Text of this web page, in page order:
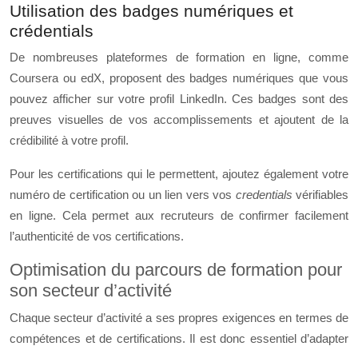
Utilisation des badges numériques et
crédentials
De nombreuses plateformes de formation en ligne, comme
Coursera ou edX, proposent des badges numériques que vous
pouvez afficher sur votre profil LinkedIn. Ces badges sont des
preuves visuelles de vos accomplissements et ajoutent de la
crédibilité à votre profil.
Pour les certifications qui le permettent, ajoutez également votre
numéro de certification ou un lien vers vos credentialsvérifiables
en ligne. Cela permet aux recruteurs de confirmer facilement
l’authenticité de vos certifications.
Optimisation du parcours de formation pour
son secteur d’activité
Chaque secteur d’activité a ses propres exigences en termes de
compétences et de certifications. Il est donc essentiel d’adapter